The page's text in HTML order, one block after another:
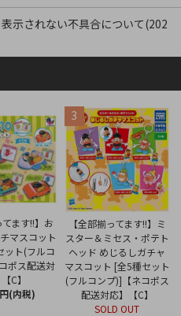
示されない不具合について(202
てます!!】お
マスコット
ット(フルコ
ポス配送対
C】
(内税)
3
【全部揃ってます!!】ミ
スター＆ミセス・ポテト
ヘッド めじるしガチャ
マスコット [全5種セット
(フルコンプ)]【ネコポス
配送対応】【C】
SOLD OUT